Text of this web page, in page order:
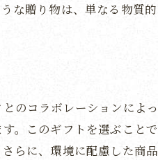
な贈り物は、単なる物質
のコラボレーションによ
。このギフトを選ぶこと
らに、環境に配慮した商